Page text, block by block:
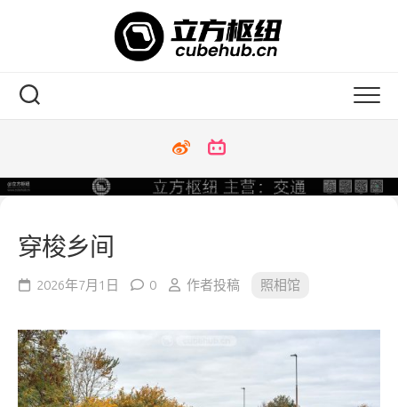
穿梭乡间
2026年7月1日 0 作者投稿 照相馆